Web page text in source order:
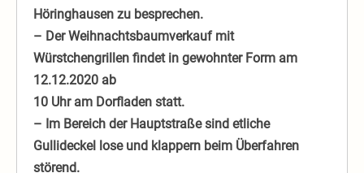
Höringhausen zu besprechen.
– Der Weihnachtsbaumverkauf mit
Würstchengrillen findet in gewohnter Form am
12.12.2020 ab
10 Uhr am Dorfladen statt.
– Im Bereich der Hauptstraße sind etliche
Gullideckel lose und klappern beim Überfahren
störend.